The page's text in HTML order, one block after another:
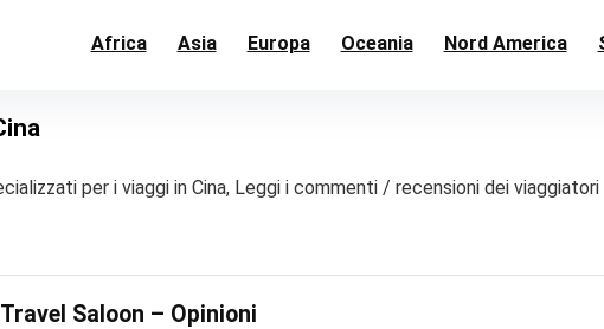
Africa Asia Europa Oceania Nord America
per i viaggi in Cina, Leggi i commenti / recensioni dei viaggiatori
Travel Saloon – Opinioni